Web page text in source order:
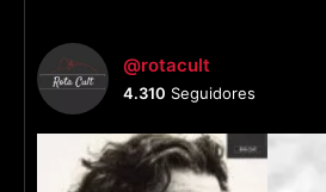
@rotacult
4.310 Seguidores